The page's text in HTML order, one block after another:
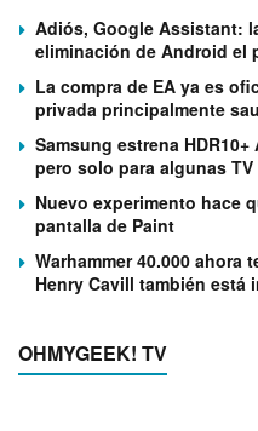
Adiós, Google Assistant:
eliminación de Android el
La compra de EA ya es
privada principalmente
Samsung estrena HDR10+
pero solo para algunas TV
Nuevo experimento hace
pantalla de Paint
Warhammer 40.000 ahora
Henry Cavill también está
OHMYGEEK! TV